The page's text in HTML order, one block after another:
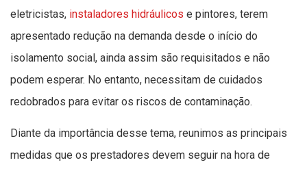
eletricistas, instaladores hidráulicos e pintores, terem
apresentado redução na demanda desde o início do
isolamento social, ainda assim são requisitados e não
podem esperar. No entanto, necessitam de cuidados
redobrados para evitar os riscos de contaminação.
Diante da importância desse tema, reunimos as principais
medidas que os prestadores devem seguir na hora de